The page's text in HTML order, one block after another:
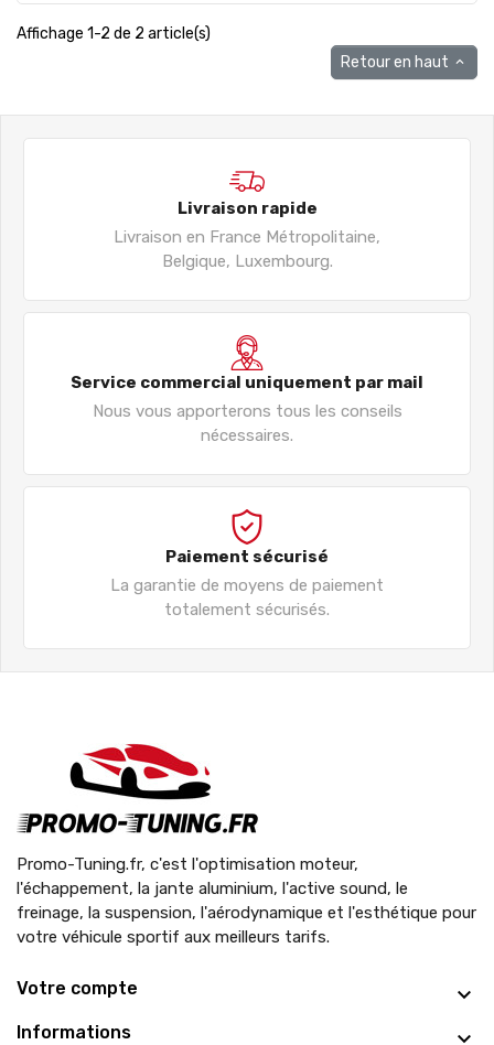
Affichage 1-2 de 2 article(s)
Retour en haut 
Livraison rapide
Livraison en France Métropolitaine,
Belgique, Luxembourg.
Service commercial uniquement par mail
Nous vous apporterons tous les conseils
nécessaires.
Paiement sécurisé
La garantie de moyens de paiement
totalement sécurisés.
Promo-Tuning.fr, c'est l'optimisation moteur,
l'échappement, la jante aluminium, l'active sound, le
freinage, la suspension, l'aérodynamique et l'esthétique pour
votre véhicule sportif aux meilleurs tarifs.
Votre compte
Informations